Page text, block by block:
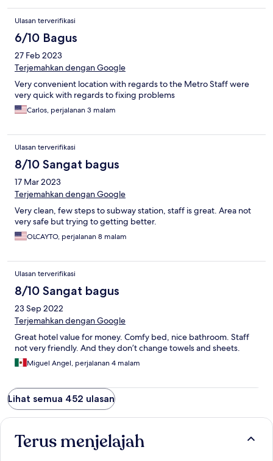
Ulasan terverifikasi
6/10 Bagus
27 Feb 2023
Terjemahkan dengan Google
Very convenient location with regards to the Metro Staff were
very quick with regards to fixing problems
Carlos, perjalanan 3 malam
Ulasan terverifikasi
8/10 Sangat bagus
17 Mar 2023
Terjemahkan dengan Google
Very clean, few steps to subway station, staff is great. Area not
very safe but trying to getting better.
OLCAYTO, perjalanan 8 malam
Ulasan terverifikasi
8/10 Sangat bagus
23 Sep 2022
Terjemahkan dengan Google
Great hotel value for money. Comfy bed, nice bathroom. Staff
not very friendly. And they don’t change towels and sheets.
Miguel Angel, perjalanan 4 malam
Lihat semua 452 ulasan
Terus menjelajah